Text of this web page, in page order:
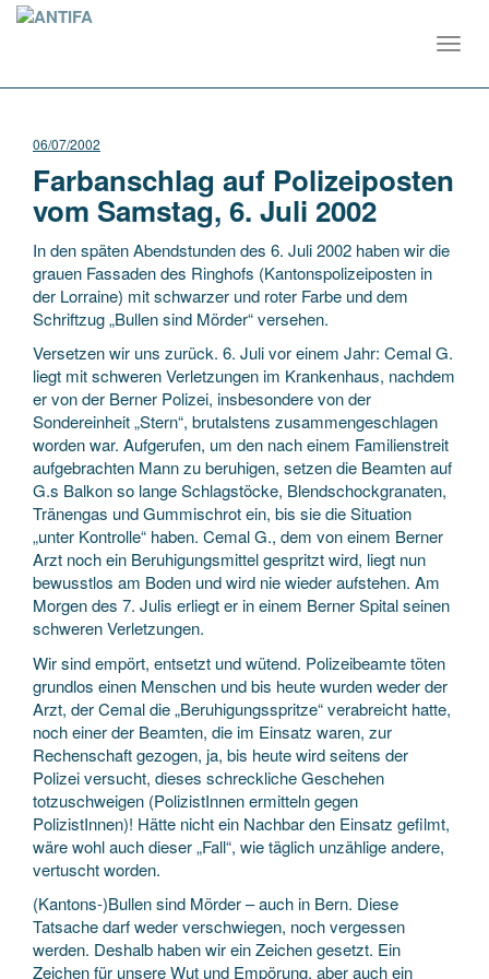
06/07/2002
Farbanschlag auf Polizeiposten
vom Samstag, 6. Juli 2002
In den späten Abendstunden des 6. Juli 2002 haben wir die
grauen Fassaden des Ringhofs (Kantonspolizeiposten in
der Lorraine) mit schwarzer und roter Farbe und dem
Schriftzug „Bullen sind Mörder“ versehen.
Versetzen wir uns zurück. 6. Juli vor einem Jahr: Cemal G.
liegt mit schweren Verletzungen im Krankenhaus, nachdem
er von der Berner Polizei, insbesondere von der
Sondereinheit „Stern“, brutalstens zusammengeschlagen
worden war. Aufgerufen, um den nach einem Familienstreit
aufgebrachten Mann zu beruhigen, setzen die Beamten auf
G.s Balkon so lange Schlagstöcke, Blendschockgranaten,
Tränengas und Gummischrot ein, bis sie die Situation
„unter Kontrolle“ haben. Cemal G., dem von einem Berner
Arzt noch ein Beruhigungsmittel gespritzt wird, liegt nun
bewusstlos am Boden und wird nie wieder aufstehen. Am
Morgen des 7. Julis erliegt er in einem Berner Spital seinen
schweren Verletzungen.
Wir sind empört, entsetzt und wütend. Polizeibeamte töten
grundlos einen Menschen und bis heute wurden weder der
Arzt, der Cemal die „Beruhigungsspritze“ verabreicht hatte,
noch einer der Beamten, die im Einsatz waren, zur
Rechenschaft gezogen, ja, bis heute wird seitens der
Polizei versucht, dieses schreckliche Geschehen
totzuschweigen (PolizistInnen ermitteln gegen
PolizistInnen)! Hätte nicht ein Nachbar den Einsatz gefilmt,
wäre wohl auch dieser „Fall“, wie täglich unzählige andere,
vertuscht worden.
(Kantons-)Bullen sind Mörder – auch in Bern. Diese
Tatsache darf weder verschwiegen, noch vergessen
werden. Deshalb haben wir ein Zeichen gesetzt. Ein
Zeichen für unsere Wut und Empörung, aber auch ein